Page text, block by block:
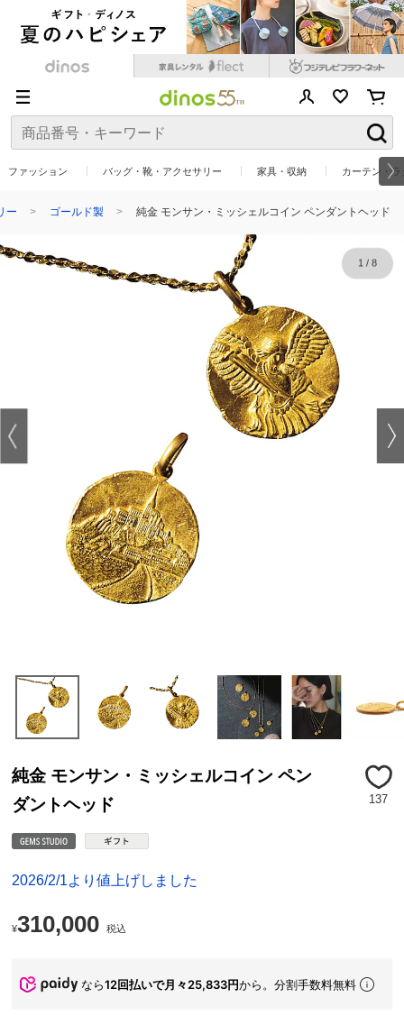
ファッション バッグ・靴・アクセサリー 家具・収納 カーテン・
ー ゴールド製 純金 モンサン・ミッシェルコイン ペンダントヘッド
1/ 8
純金 モンサン・ミッシェルコイン ペン
ダントヘッド
137
2026/2/1より値上げしました
¥310,000 税込
なら12回払いで月々25,833円から。分割手数料無料